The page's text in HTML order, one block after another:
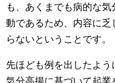
も、あくまでも病的な
動であるため、内容に
らないということです。
先ほども例を出したよ
気分高揚に基づいて起